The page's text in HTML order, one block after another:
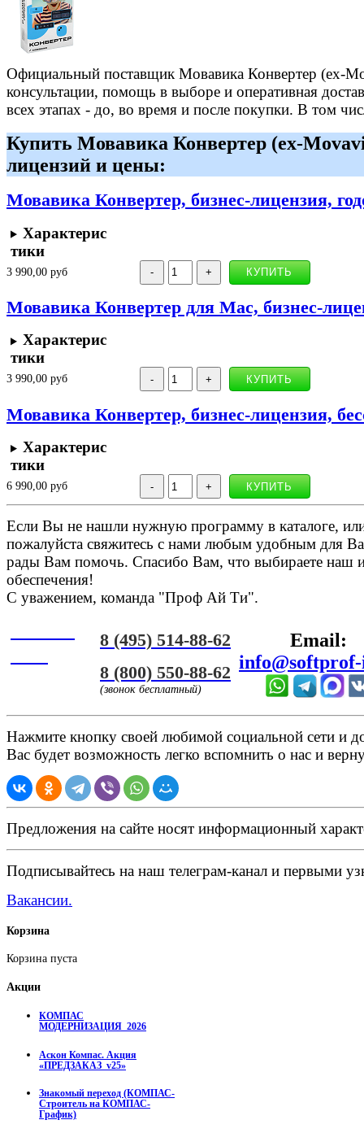
Официальный поставщик Мовавика Конвертер (ex-
консультации, помощь в выборе и оперативная
всех этапах - до, во время и после покупки. В том
Купить Мовавика Конвертер (ex-
лицензий и цены:
Мовавика Конвертер, бизнес-лицензия,
Характерис
тики
3 990,00 руб
Мовавика Конвертер для Мас, бизнес-
Характерис
тики
3 990,00 руб
Мовавика Конвертер, бизнес-лицензия,
Характерис
тики
6 990,00 руб
Если Вы не нашли нужную программу в каталоге,
пожалуйста свяжитесь с нами любым удобным для
рады Вам помочь. Спасибо Вам, что выбираете наш
обеспечения!
С уважением, команда "Проф Ай Ти".
8 (495) 514-88-62
8 (800) 550-88-62
(звонок бесплатный)
Email:
Нажмите кнопку своей любимой социальной сети и
Вас будет возможность легко вспомнить о нас и
Предложения на сайте носят информационный
Подписывайтесь на наш телеграм-канал и первыми
Вакансии.
Корзина
Корзина пуста
Акции
КОМПАС
МОДЕРНИЗАЦИЯ_2026
Аскон Компас. Акция
«ПРЕДЗАКАЗ_v25»
Знакомый переход (КОМПАС-
Строитель на КОМПАС-
График)